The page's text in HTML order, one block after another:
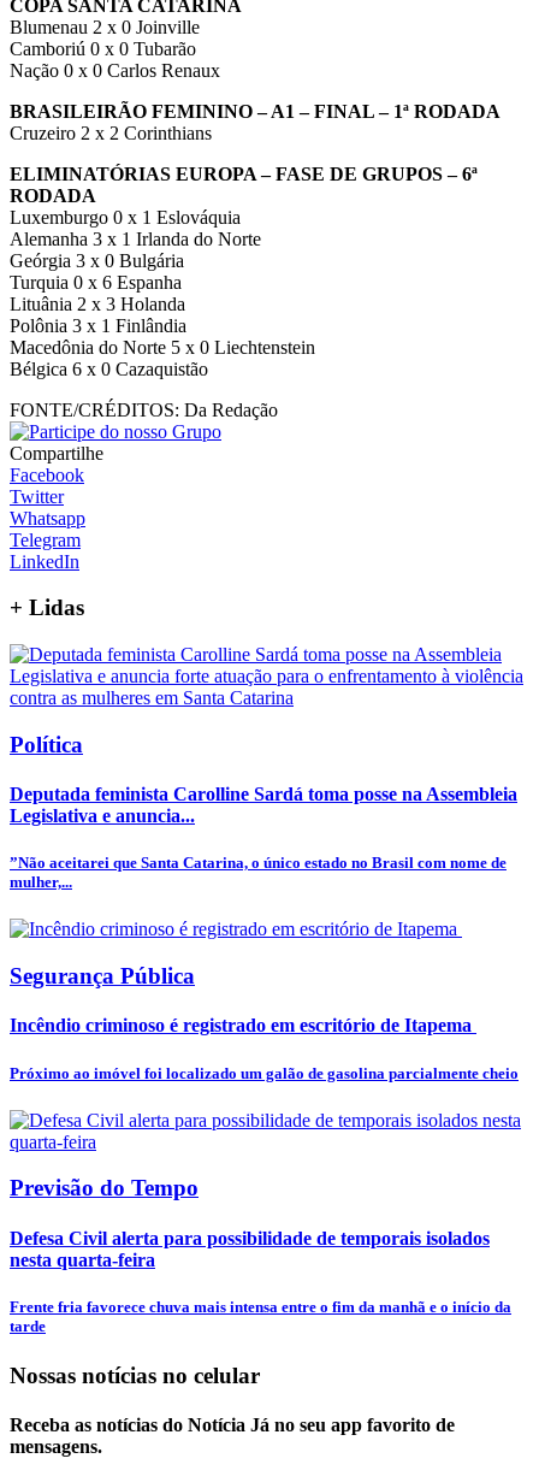
COPA SANTA CATARINA
Blumenau 2 x 0 Joinville
Camboriú 0 x 0 Tubarão
Nação 0 x 0 Carlos Renaux
BRASILEIRÃO FEMININO – A1 – FINAL – 1ª RODADA
Cruzeiro 2 x 2 Corinthians
ELIMINATÓRIAS EUROPA – FASE DE GRUPOS – 6ª
RODADA
Luxemburgo 0 x 1 Eslováquia
Alemanha 3 x 1 Irlanda do Norte
Geórgia 3 x 0 Bulgária
Turquia 0 x 6 Espanha
Lituânia 2 x 3 Holanda
Polônia 3 x 1 Finlândia
Macedônia do Norte 5 x 0 Liechtenstein
Bélgica 6 x 0 Cazaquistão
FONTE/CRÉDITOS: Da Redação
Compartilhe
Facebook
Twitter
Whatsapp
Telegram
LinkedIn
+ Lidas
Política
Deputada feminista Carolline Sardá toma posse na Assembleia
Legislativa e anuncia...
”Não aceitarei que Santa Catarina, o único estado no Brasil com nome de
mulher,...
Segurança Pública
Incêndio criminoso é registrado em escritório de Itapema
Próximo ao imóvel foi localizado um galão de gasolina parcialmente cheio
Previsão do Tempo
Defesa Civil alerta para possibilidade de temporais isolados
nesta quarta-feira
Frente fria favorece chuva mais intensa entre o fim da manhã e o início da
tarde
Nossas notícias no celular
Receba as notícias do Notícia Já no seu app favorito de
mensagens.